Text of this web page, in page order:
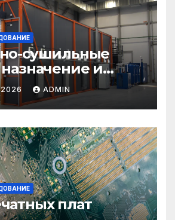
сушильные
и
применения
ADMIN
плат